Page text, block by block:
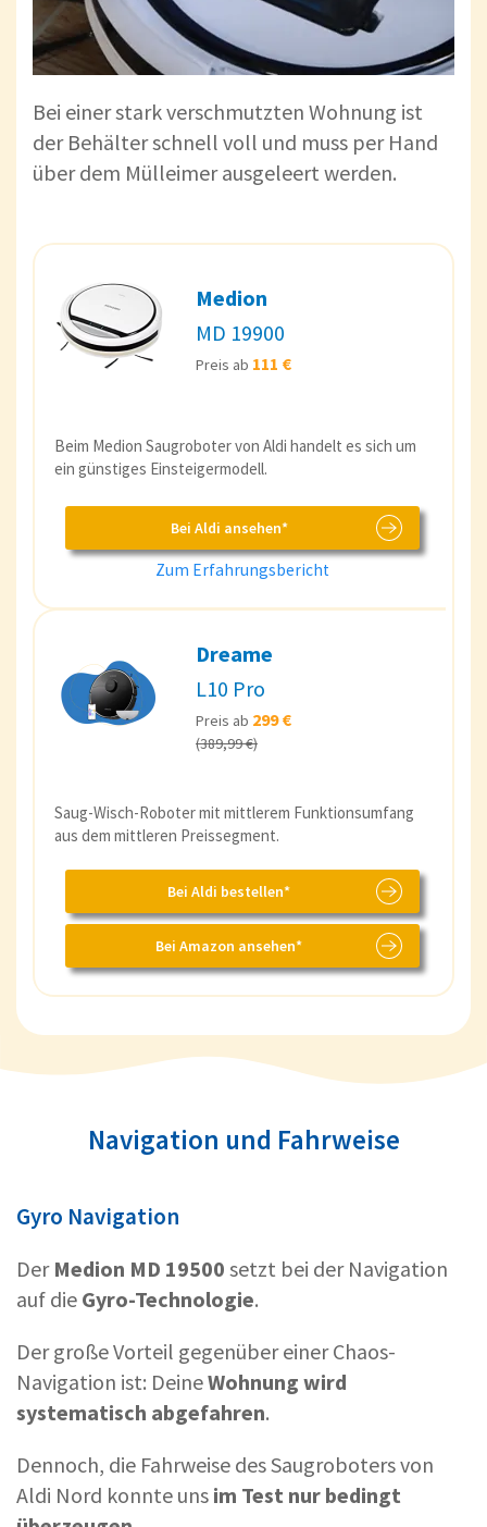
Bei einer stark verschmutzten Wohnung ist
der Behälter schnell voll und muss per Hand
über dem Mülleimer ausgeleert werden.
Medion
MD 19900
Preis ab 111 €
Beim Medion Saugroboter von Aldi handelt es sich um
ein günstiges Einsteigermodell.
Bei Aldi ansehen*
Zum Erfahrungsbericht
Dreame
L10 Pro
Preis ab 299 €
(389,99 €)
Saug-Wisch-Roboter mit mittlerem Funktionsumfang
aus dem mittleren Preissegment.
Bei Aldi bestellen*
Bei Amazon ansehen*
Navigation und Fahrweise
Gyro Navigation
Der Medion MD 19500 setzt bei der Navigation
auf die Gyro-Technologie.
Der große Vorteil gegenüber einer Chaos-
Navigation ist: DeineWohnung wird
systematisch abgefahren.
Dennoch, die Fahrweise des Saugroboters von
Aldi Nord konnte uns im Test nur bedingt